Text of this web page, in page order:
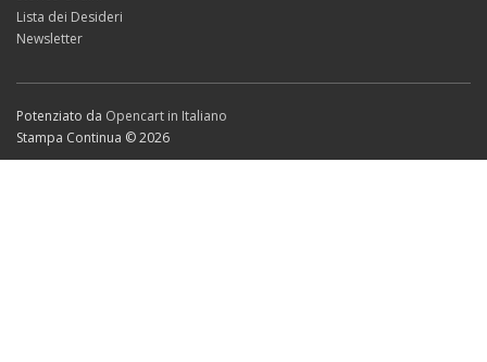
Lista dei Desideri
Newsletter
Potenziato da Opencart in Italiano
Stampa Continua © 2026